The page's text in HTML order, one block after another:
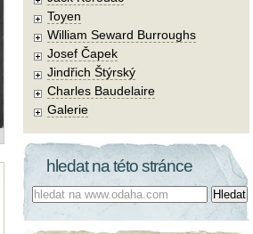
Toyen
William Seward Burroughs
Josef Čapek
Jindřich Štýrský
Charles Baudelaire
Galerie
hledat na této stránce
Co hledat: